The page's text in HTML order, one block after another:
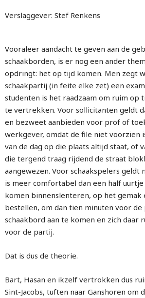
Verslaggever: Stef Renkens
Vooraleer aandacht te geven aan de
schaakborden, is er nog een ander
opdringt: het op tijd komen. Men zegt
schaakpartij (in feite elke zet) een
studenten is het raadzaam om ruim op
te vertrekken. Voor sollicitanten geldt
en bezweet aanbieden voor prof of
werkgever, omdat de file niet voorzien
van de dag op die plaats altijd staat, of
die tergend traag rijdend de straat
aangewezen. Voor schaakspelers geldt
is meer comfortabel dan een half
komen binnenslenteren, op het gemak
bestellen, om dan tien minuten voor
schaakbord aan te komen en zich daar
voor de partij.
Dat is dus de theorie.
Bart, Hasan en ikzelf vertrokken dus
Sint-Jacobs, tuften naar Ganshoren om